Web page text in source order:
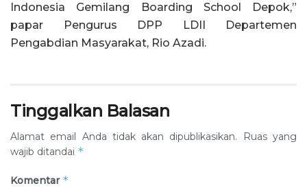
Indonesia Gemilang Boarding School Depok,”
papar Pengurus DPP LDII Departemen
Pengabdian Masyarakat, Rio Azadi.
Tinggalkan Balasan
Alamat email Anda tidak akan dipublikasikan.
Ruas yang
wajib ditandai *
Komentar *